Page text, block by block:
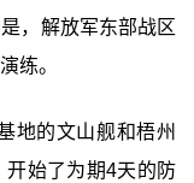
，解放军东部战区
练。
地的文山舰和梧州
开始了为期4天的防